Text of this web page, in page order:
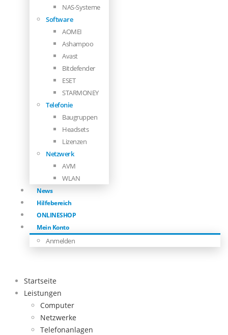
NAS-Systeme
Software
AOMEI
Ashampoo
Avast
Bitdefender
ESET
STARMONEY
Telefonie
Baugruppen
Headsets
Lizenzen
Netzwerk
AVM
WLAN
News
Hilfebereich
ONLINESHOP
Mein Konto
Anmelden
Startseite
Leistungen
Computer
Netzwerke
Telefonanlagen